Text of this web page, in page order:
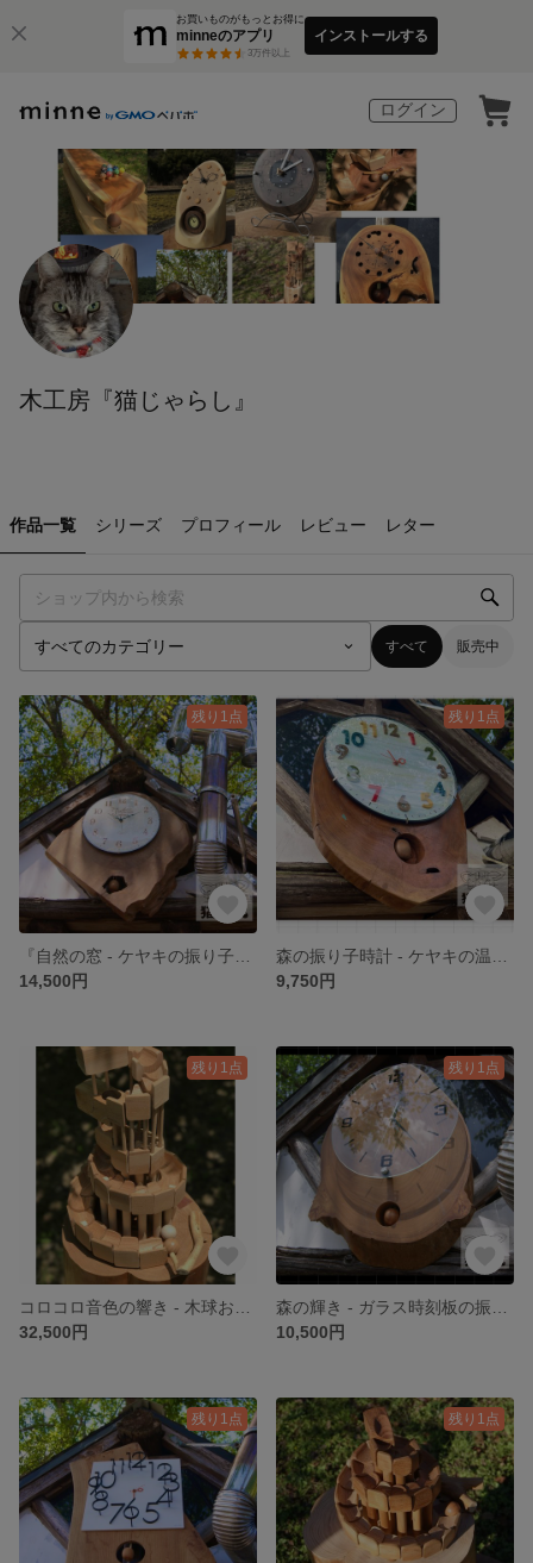
お買いものがもっとお得に
minneのアプリ
3万件以上
インストールする
ログイン
木工房『猫じゃらし』
作品一覧 シリーズ プロフィール レビュー レター
すべて 販売中
残り1点
14,500円
残り1点
9,750円
残り1点
32,500円
残り1点
10,500円
残り1点 残り1点